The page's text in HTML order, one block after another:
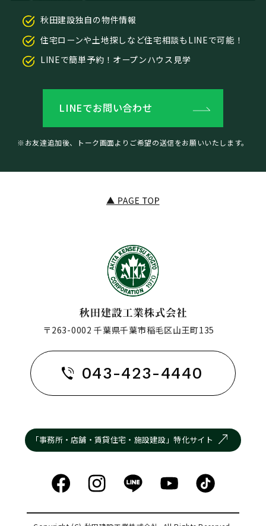
秋田建設独自の物件情報
住宅ローンや土地探しなど住宅相談もLINEで可能！
LINEで簡単予約！オープンハウス見学
LINEでお問い合わせ
※お友達追加後、トーク画面よりご希望の送信をお願いいたします。
〒263-0002 千葉県千葉市稲毛区山王町135
043-423-4440
「事務所・店舗・賃貸住宅・施設建設」特化サイト